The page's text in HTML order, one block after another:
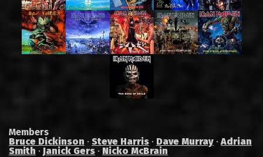
Members
Bruce Dickinson · Steve Harris · Dave Murray ·Adrian
Smith · Janick Gers · Nicko McBrain